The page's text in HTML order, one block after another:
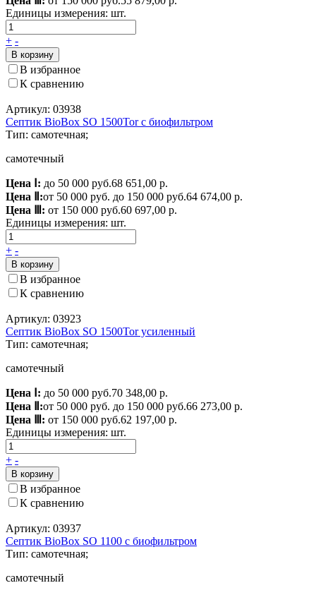
Единицы измерения: шт.
+ -
В корзину
В избранное
К сравнению
Артикул: 03938
Септик BioBox SO 1500Tor с биофильтром
Тип: самотечная;
самотечный
Цена Ⅰ: до 50 000 руб.68 651,00 р.
Цена Ⅱ:от 50 000 руб. до 150 000 руб.64 674,00 р.
Цена Ⅲ: от 150 000 руб.60 697,00 р.
Единицы измерения: шт.
+ -
В корзину
В избранное
К сравнению
Артикул: 03923
Септик BioBox SO 1500Tor усиленный
Тип: самотечная;
самотечный
Цена Ⅰ: до 50 000 руб.70 348,00 р.
Цена Ⅱ:от 50 000 руб. до 150 000 руб.66 273,00 р.
Цена Ⅲ: от 150 000 руб.62 197,00 р.
Единицы измерения: шт.
+ -
В корзину
В избранное
К сравнению
Артикул: 03937
Септик BioBox SO 1100 с биофильтром
Тип: самотечная;
самотечный